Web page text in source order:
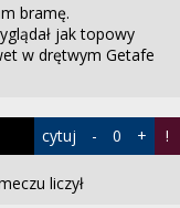
bramę.
jak topowy
w drętwym Getafe
liczył
cytuj - 0 + !